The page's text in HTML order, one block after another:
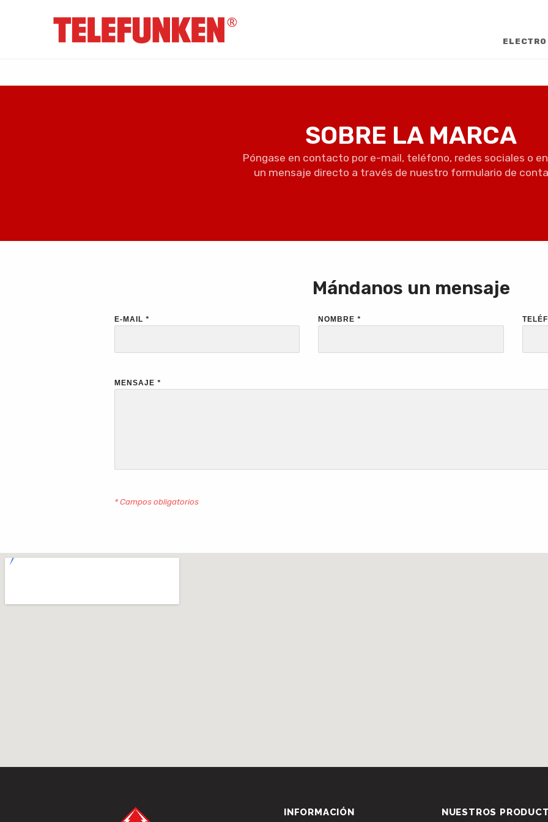
ELECTRO
SOBRE LA MARCA
Póngase en contacto por e-mail, teléfono, redes sociales o
un mensaje directo a través de nuestro formulario de
Mándanos un mensaje
E-MAIL* NOMBRE*
MENSAJE*
* Campos obligatorios
INFORMACIÓN NUESTROS